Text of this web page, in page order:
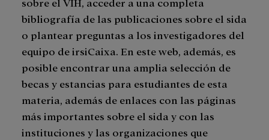
bibliografía de las publicaciones sobre el sida
o plantear preguntas a los investigadores del
equipo de irsiCaixa. En este web, además, es
posible encontrar una amplia selección de
becas y estancias para estudiantes de esta
materia, además de enlaces con las páginas
más importantes sobre el sida y con las
instituciones y las organizaciones que